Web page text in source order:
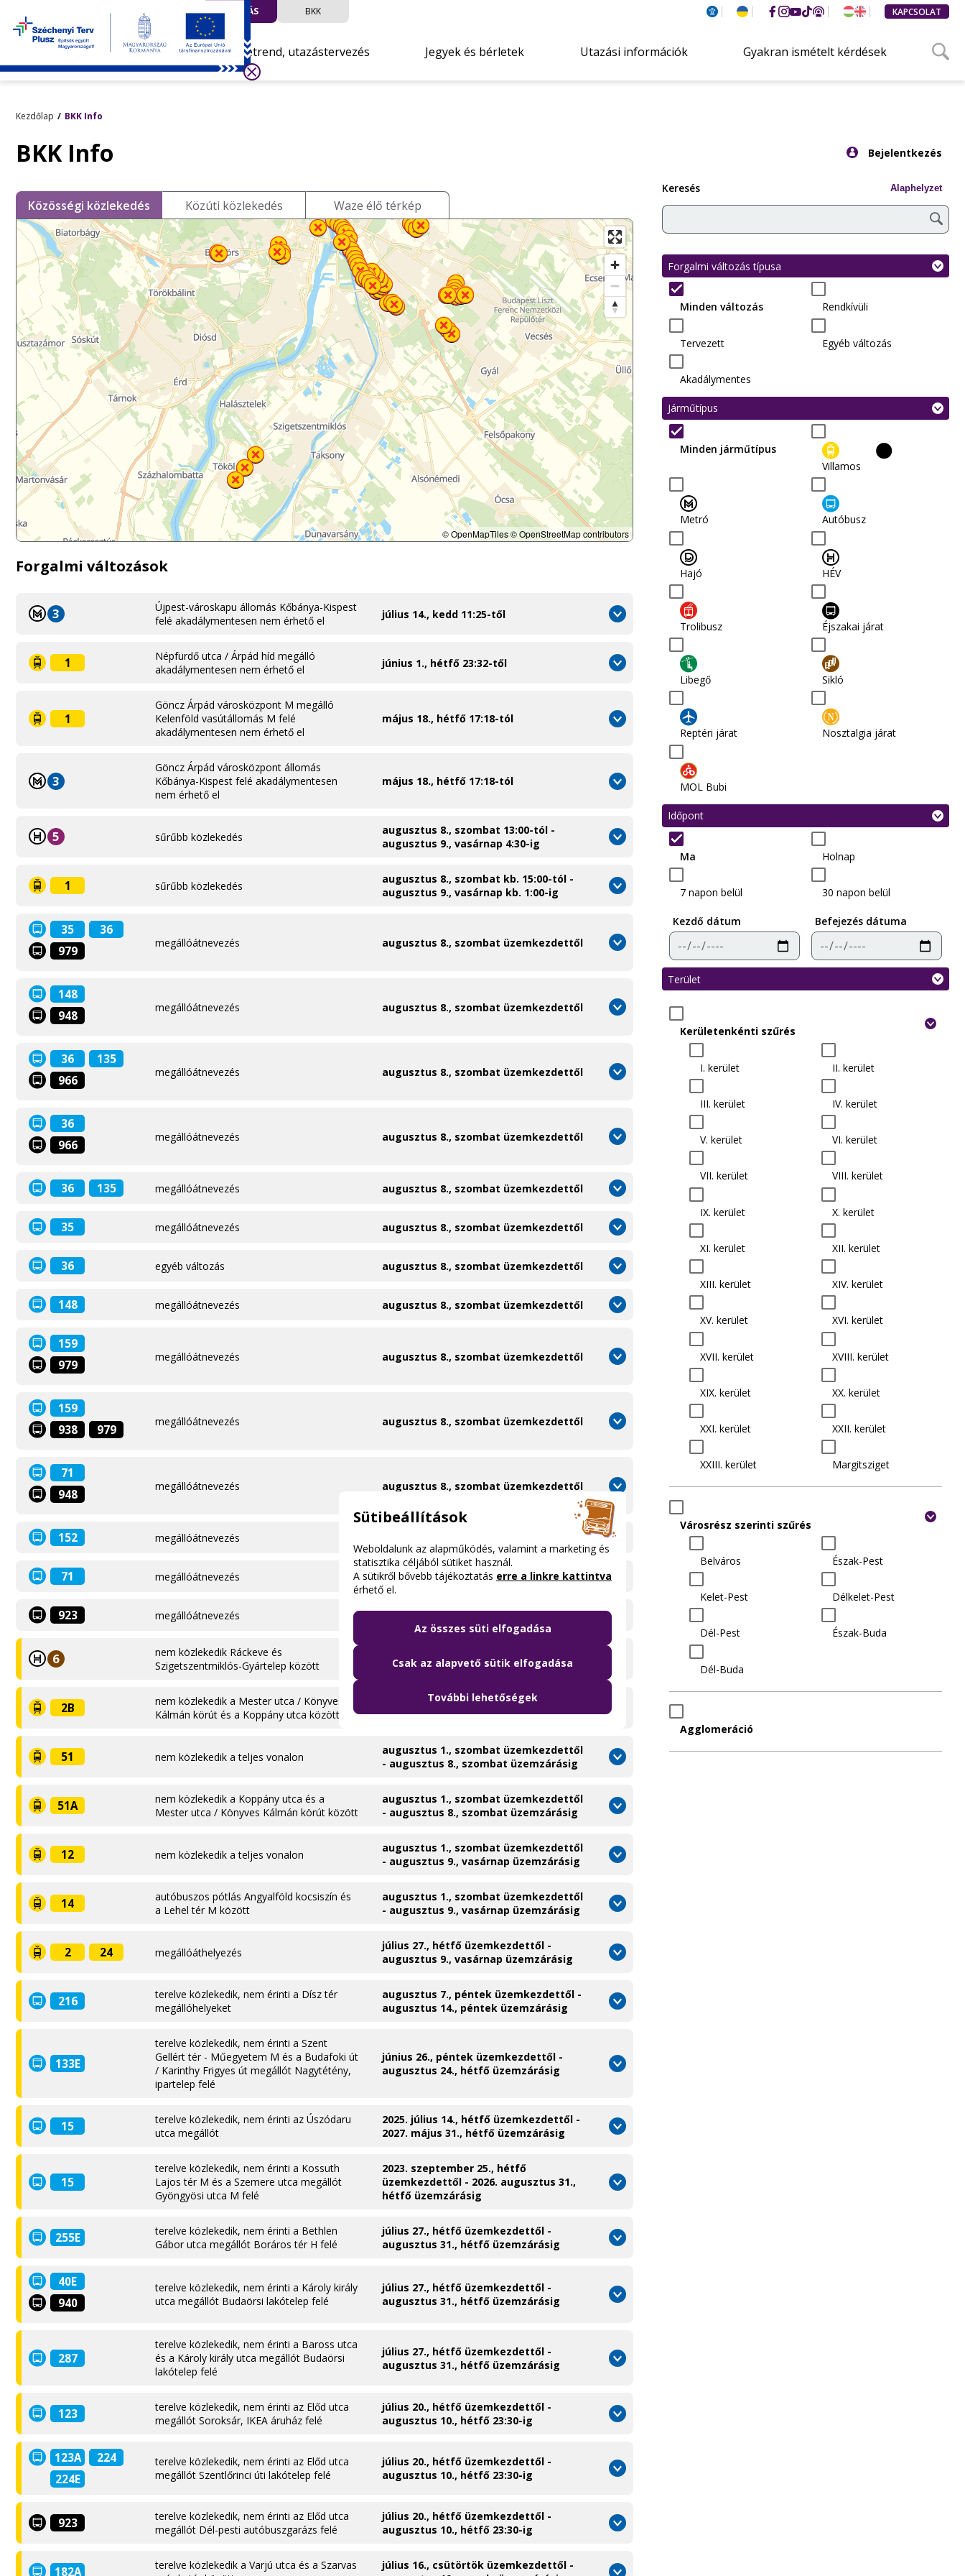
UTAZÁS BKK KAPCSOLAT
Menetrend, utazástervezés Jegyek és bérletek Utazási információk Gyakran ismételt kérdések
Kezdőlap BKK Info
BKK Info Bejelentkezés
ide
bejelentkezés
megnyitásához.
Közösségi közlekedés Közúti közlekedés Waze élő térkép
© OpenMapTiles© OpenStreetMap contributors
Forgalmi változások
3
Újpest-városkapu állomás Kőbánya-Kispest
felé akadálymentesen nem érhető el
július 14., kedd 11:25-től
1
Népfürdő utca / Árpád híd megálló
akadálymentesen nem érhető el
június 1., hétfő 23:32-től
1
Göncz Árpád városközpont M megálló
Kelenföld vasútállomás M felé
akadálymentesen nem érhető el
május 18., hétfő 17:18-tól
3
Göncz Árpád városközpont állomás
Kőbánya-Kispest felé akadálymentesen
nem érhető el
május 18., hétfő 17:18-tól
5 sűrűbb közlekedés
augusztus 8., szombat 13:00-tól -
augusztus 9., vasárnap 4:30-ig
1 sűrűbb közlekedés
augusztus 8., szombat kb. 15:00-tól -
augusztus 9., vasárnap kb. 1:00-ig
35
36
979
megállóátnevezés augusztus 8., szombat üzemkezdettől
148
948
megállóátnevezés augusztus 8., szombat üzemkezdettől
36
135
966
megállóátnevezés augusztus 8., szombat üzemkezdettől
36
966
megállóátnevezés augusztus 8., szombat üzemkezdettől
36 135 megállóátnevezés augusztus 8., szombat üzemkezdettől
35 megállóátnevezés augusztus 8., szombat üzemkezdettől
36 egyéb változás augusztus 8., szombat üzemkezdettől
148 megállóátnevezés augusztus 8., szombat üzemkezdettől
159
979
megállóátnevezés augusztus 8., szombat üzemkezdettől
159
938
979
megállóátnevezés augusztus 8., szombat üzemkezdettől
71
948
megállóátnevezés augusztus 8., szombat üzemkezdettől
152 megállóátnevezés
71 megállóátnevezés augusztus 8., szombat üzemkezdettől
923 megállóátnevezés augusztus 8., szombat üzemkezdettől
6
nem közlekedik Ráckeve és
Szigetszentmiklós-Gyártelep között
augusztus 10., hétfő üzemzárásig
2B
nem közlekedik a Mester utca / Könyves
Kálmán körút és a Koppány utca között
augusztus 1., szombat üzemkezdettől
- augusztus 8., szombat üzemzárásig
51 nem közlekedik a teljes vonalon
augusztus 1., szombat üzemkezdettől
- augusztus 8., szombat üzemzárásig
51A
nem közlekedik a Koppány utca és a
Mester utca / Könyves Kálmán körút között
augusztus 1., szombat üzemkezdettől
- augusztus 8., szombat üzemzárásig
12 nem közlekedik a teljes vonalon
augusztus 1., szombat üzemkezdettől
- augusztus 9., vasárnap üzemzárásig
14
autóbuszos pótlás Angyalföld kocsiszín és
a Lehel tér M között
augusztus 1., szombat üzemkezdettől
- augusztus 9., vasárnap üzemzárásig
2 24 megállóáthelyezés
július 27., hétfő üzemkezdettől -
augusztus 9., vasárnap üzemzárásig
216
terelve közlekedik, nem érinti a Dísz tér
megállóhelyeket
augusztus 7., péntek üzemkezdettől -
augusztus 14., péntek üzemzárásig
133E
terelve közlekedik, nem érinti a Szent
Gellért tér - Műegyetem M és a Budafoki út
/ Karinthy Frigyes út megállót Nagytétény,
ipartelep felé
június 26., péntek üzemkezdettől -
augusztus 24., hétfő üzemzárásig
15
terelve közlekedik, nem érinti az Úszódaru
utca megállót
2025. július 14., hétfő üzemkezdettől -
2027. május 31., hétfő üzemzárásig
15
terelve közlekedik, nem érinti a Kossuth
Lajos tér M és a Szemere utca megállót
Gyöngyösi utca M felé
2023. szeptember 25., hétfő
üzemkezdettől - 2026. augusztus 31.,
hétfő üzemzárásig
255E
terelve közlekedik, nem érinti a Bethlen
Gábor utca megállót Boráros tér H felé
július 27., hétfő üzemkezdettől -
augusztus 31., hétfő üzemzárásig
40E
940
terelve közlekedik, nem érinti a Károly király
utca megállót Budaörsi lakótelep felé
július 27., hétfő üzemkezdettől -
augusztus 31., hétfő üzemzárásig
287
terelve közlekedik, nem érinti a Baross utca
és a Károly király utca megállót Budaörsi
lakótelep felé
július 27., hétfő üzemkezdettől -
augusztus 31., hétfő üzemzárásig
123
terelve közlekedik, nem érinti az Előd utca
megállót Soroksár, IKEA áruház felé
július 20., hétfő üzemkezdettől -
augusztus 10., hétfő 23:30-ig
123A
224
224E
terelve közlekedik, nem érinti az Előd utca
megállót Szentlőrinci úti lakótelep felé
július 20., hétfő üzemkezdettől -
augusztus 10., hétfő 23:30-ig
923
terelve közlekedik, nem érinti az Előd utca
megállót Dél-pesti autóbuszgarázs felé
július 20., hétfő üzemkezdettől -
augusztus 10., hétfő 23:30-ig
182A
terelve közlekedik a Varjú utca és a Szarvas
július 16., csütörtök üzemkezdettől -
Keresés Alaphelyzet
Forgalmi változás típusa
Minden változás Rendkívüli
Tervezett Egyéb változás
Akadálymentes
Járműtípus
Minden járműtípus
Villamos
Metró Autóbusz
Hajó HÉV
Trolibusz Éjszakai járat
Libegő Sikló
Reptéri járat Nosztalgia járat
MOL Bubi
Időpont
Ma Holnap
7 napon belül 30 napon belül
Kezdő dátum Befejezés dátuma
Terület
Kerületenkénti szűrés
I. kerület II. kerület
III. kerület IV. kerület
V. kerület VI. kerület
VII. kerület VIII. kerület
IX. kerület X. kerület
XI. kerület XII. kerület
XIII. kerület XIV. kerület
XV. kerület XVI. kerület
XVII. kerület XVIII. kerület
XIX. kerület XX. kerület
XXI. kerület XXII. kerület
XXIII. kerület Margitsziget
Városrész szerinti szűrés
Belváros Észak-Pest
Kelet-Pest Délkelet-Pest
Dél-Pest Észak-Buda
Dél-Buda
Agglomeráció
Sütibeállítások
Weboldalunk az alapműködés, valamint a marketing és
statisztika céljából sütiket használ.
A sütikről bővebb tájékoztatás erre a linkre kattintva
érhető el.
Az összes süti elfogadása
Csak az alapvető sütik elfogadása
További lehetőségek